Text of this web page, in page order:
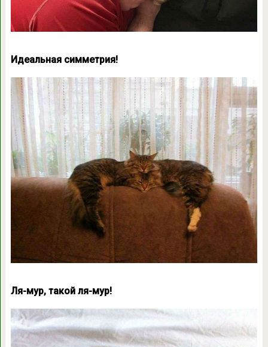
Идеальная симметрия!
Ля-мур, такой ля-мур!